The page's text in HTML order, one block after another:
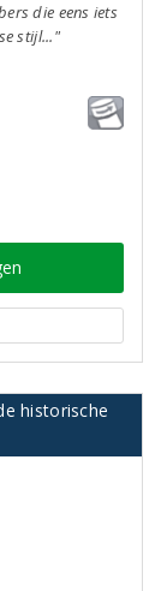
die eens iets
stijl..."
historische